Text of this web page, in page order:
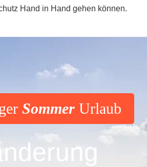
Hand in Hand gehen können.
Sommer Urlaub